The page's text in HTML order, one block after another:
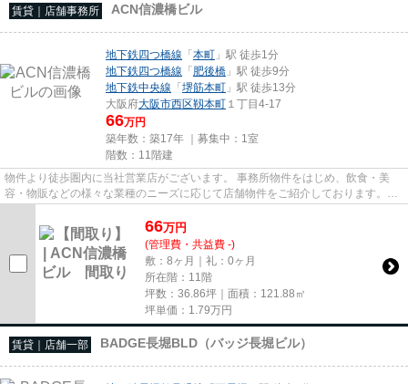
賃貸｜店舗事務所 ACN信濃橋ビル
地下鉄四つ橋線 「本町 」駅 徒歩1分
地下鉄四つ橋線 「肥後橋 」駅 徒歩9分
地下鉄中央線 「堺筋本町 」駅 徒歩13分
大阪府大阪市西区靱本町 １丁目4-17
66万円
築年数：築17年 ｜募集中： 1室
階数：11階建
物件より徒歩圏内に当社営業店がございます。 事務所物件をはじめ、飲食・美
容・物販などの様々な業種のニーズに応じて店舗物件をご紹介しております。
尚、弊社ではおとり広告は一切...
66万円
(管理費・共益費 -)
敷：8ヶ月｜礼：0ヶ月
所在階：11階
坪数：36.86坪｜面積：121.88㎡
坪単価： 1.79万円
賃貸｜店舗一部 BADGE長堀BLD（バッジ長堀ビル）